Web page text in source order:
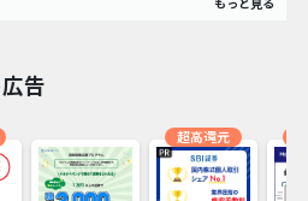
ビスです。
由】
告
超高還元